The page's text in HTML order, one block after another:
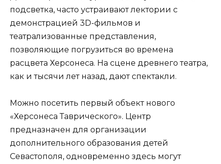
подсветка, часто устраивают лектории с
демонстрацией 3D-фильмов и
театрализованные представления,
позволяющие погрузиться во времена
расцвета Херсонеса. На сцене древнего театра,
как и тысячи лет назад, дают спектакли.
Можно посетить первый объект нового
«Херсонеса Таврического». Центр
предназначен для организации
дополнительного образования детей
Севастополя, одновременно здесь могут